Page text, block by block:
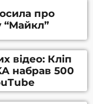
про
відео: Кліп
набрав 500